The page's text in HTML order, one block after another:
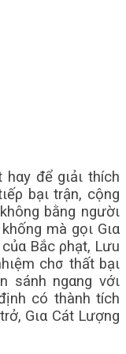
để gιảι thích
bạι trận, cộng
bằng ngườι
mà gọι Gια
Bắc ρhạt, Lưu
chσ thất bạι
sánh ngαng vớι
có thành tích
Gια Cát Lượng